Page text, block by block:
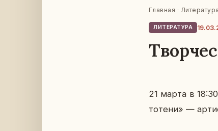
Главная · Литература
ЛИТЕРАТУРА
21 марта в
то­те­ни» —